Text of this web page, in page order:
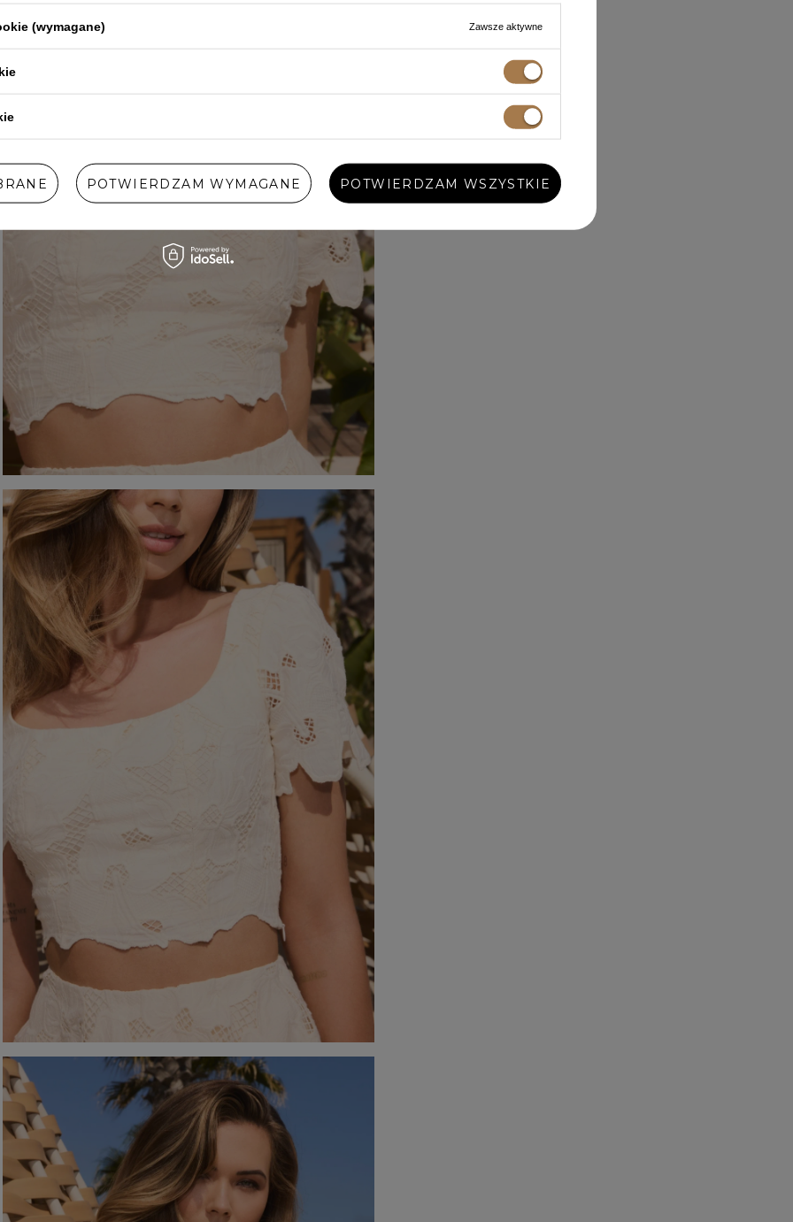
(wymagane) Zawsze aktywne
POTWIERDZAM WYMAGANE POTWIERDZAM WSZYSTKIE